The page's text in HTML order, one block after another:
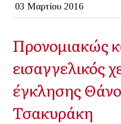
03 Μαρτίου 2016
Προνομιακώς
εισαγγελικός
έγκλησης
Τσακυράκη